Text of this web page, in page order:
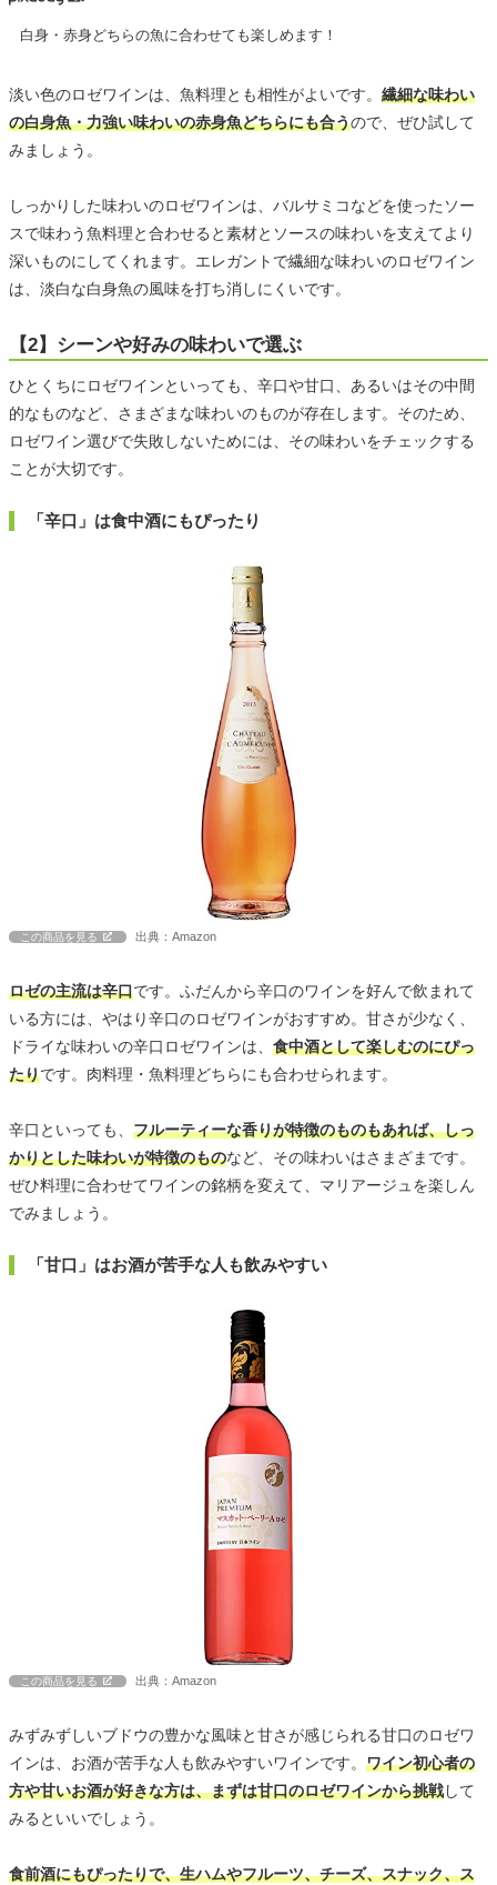
白身・赤身どちらの魚に合わせても楽しめます！
淡い色のロゼワインは、魚料理とも相性がよいです。 繊細な味わい
の白身魚・力強い味わいの赤身魚どちらにも合うので、ぜひ試して
みましょう。
しっかりした味わいのロゼワインは、バルサミコなどを使ったソー
スで味わう魚料理と合わせると素材とソースの味わいを支えてより
深いものにしてくれます。エレガントで繊細な味わいのロゼワイン
は、淡白な白身魚の風味を打ち消しにくいです。
【2】シーンや好みの味わいで選ぶ
ひとくちにロゼワインといっても、辛口や甘口、あるいはその中間
的なものなど、さまざまな味わいのものが存在します。そのため、
ロゼワイン選びで失敗しないためには、その味わいをチェックする
ことが大切です。
「辛口」は食中酒にもぴったり
この商品を見る 出典：Amazon
ロゼの主流は辛口です。ふだんから辛口のワインを好んで飲まれて
いる方には、やはり辛口のロゼワインがおすすめ。甘さが少なく、
ドライな味わいの辛口ロゼワインは、 食中酒として楽しむのにぴっ
たりです。肉料理・魚料理どちらにも合わせられます。
辛口といっても、 フルーティーな香りが特徴のものもあれば、しっ
かりとした味わいが特徴のものなど、その味わいはさまざまです。
ぜひ料理に合わせてワインの銘柄を変えて、マリアージュを楽しん
でみましょう。
「甘口」はお酒が苦手な人も飲みやすい
この商品を見る 出典：Amazon
みずみずしいブドウの豊かな風味と甘さが感じられる甘口のロゼワ
インは、お酒が苦手な人も飲みやすいワインです。 ワイン初心者の
方や甘いお酒が好きな方は、まずは甘口のロゼワインから挑戦して
みるといいでしょう。
食前酒にもぴったりで、生ハムやフルーツ、チーズ、スナック、ス